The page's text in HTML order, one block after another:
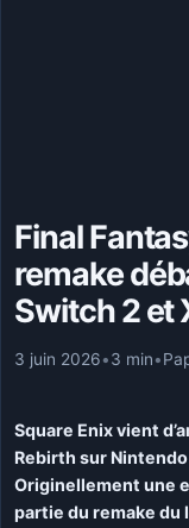
Final
remake
Switch 2 et
3 juin 2026•3 min•
Square Enix vient
Rebirth sur
Originellement une
partie du remake du